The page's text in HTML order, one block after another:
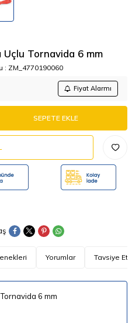
Tornavida 6 mm
: ZM_4770190060
Fiyat Alarmı
SEPETE EKLE
Yorumlar Tavsiye Et
6 mm